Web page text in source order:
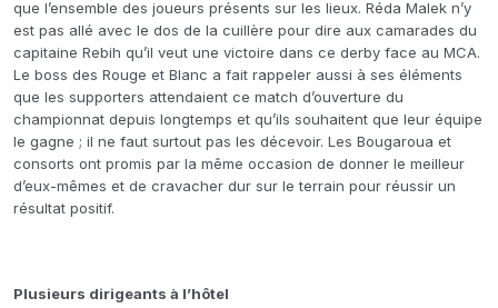
que l’ensemble des joueurs présents sur les lieux. Réda Malek n’y
est pas allé avec le dos de la cuillère pour dire aux camarades du
capitaine Rebih qu’il veut une victoire dans ce derby face au MCA.
Le boss des Rouge et Blanc a fait rappeler aussi à ses éléments
que les supporters attendaient ce match d’ouverture du
championnat depuis longtemps et qu’ils souhaitent que leur équipe
le gagne ; il ne faut surtout pas les décevoir. Les Bougaroua et
consorts ont promis par la même occasion de donner le meilleur
d’eux-mêmes et de cravacher dur sur le terrain pour réussir un
résultat positif.
Plusieurs dirigeants à l’hôtel